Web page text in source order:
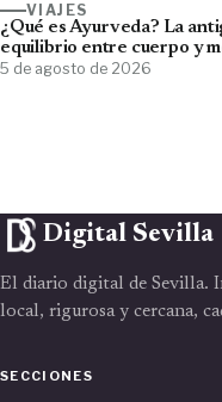
VIAJES
¿Qué es Ayurveda? La
equilibrio entre cuerpo y
5 de agosto de 2026
Digital Sevilla
El diario digital de Sevilla.
local, rigurosa y cercana,
SECCIONES